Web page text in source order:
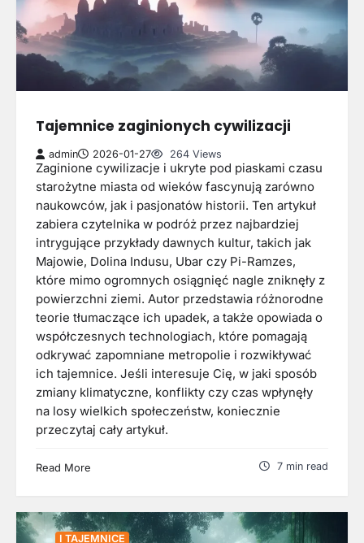
Tajemnice zaginionych cywilizacji
admin 2026-01-27 264 Views
Zaginione cywilizacje i ukryte pod piaskami czasu
starożytne miasta od wieków fascynują zarówno
naukowców, jak i pasjonatów historii. Ten artykuł
zabiera czytelnika w podróż przez najbardziej
intrygujące przykłady dawnych kultur, takich jak
Majowie, Dolina Indusu, Ubar czy Pi-Ramzes,
które mimo ogromnych osiągnięć nagle zniknęły z
powierzchni ziemi. Autor przedstawia różnorodne
teorie tłumaczące ich upadek, a także opowiada o
współczesnych technologiach, które pomagają
odkrywać zapomniane metropolie i rozwikływać
ich tajemnice. Jeśli interesuje Cię, w jaki sposób
zmiany klimatyczne, konflikty czy czas wpłynęły
na losy wielkich społeczeństw, koniecznie
przeczytaj cały artykuł.
Read More 7 min read
I TAJEMNICE